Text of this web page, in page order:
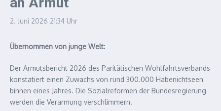
2. Juni 2026 21:34 Uhr
Übernommen von junge Welt:
Der Armutsbericht 2026 des Paritätischen Wohlfahrtsverbands
konstatiert einen Zuwachs von rund 300.000 Habenichtseen
binnen eines Jahres. Die Sozialreformen der Bundesregierung
werden die Verarmung verschlimmern.